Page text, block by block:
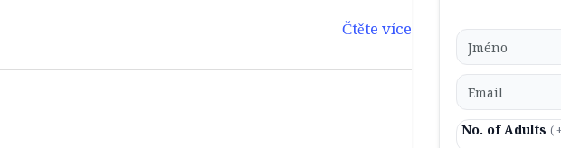
Čtěte více
No. of Adults (